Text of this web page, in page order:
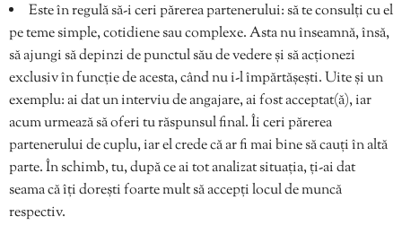
Este în regulă să-i ceri părerea partenerului: să te consulți cu el
pe teme simple, cotidiene sau complexe. Asta nu înseamnă, însă,
să ajungi să depinzi de punctul său de vedere și să acționezi
exclusiv în funcție de acesta, când nu i-l împărtășești. Uite și un
exemplu: ai dat un interviu de angajare, ai fost acceptat(ă), iar
acum urmează să oferi tu răspunsul final. Îi ceri părerea
partenerului de cuplu, iar el crede că ar fi mai bine să cauți în altă
parte. În schimb, tu, după ce ai tot analizat situația, ți-ai dat
seama că îți dorești foarte mult să accepți locul de muncă
respectiv.